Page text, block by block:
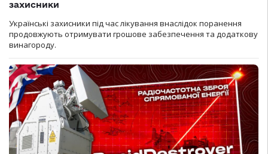
захисники
Українські захисники під час лікування внаслідок поранення
продовжують отримувати грошове забезпечення та додаткову
винагороду.